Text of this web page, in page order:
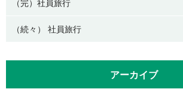
（完）社員旅行
（続々） 社員旅行
アーカイブ